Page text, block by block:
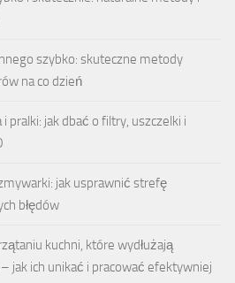
szybko: skuteczne metody
na co dzień
pralki: jak dbać o filtry, uszczelki i
jak usprawnić strefę
błędów
kuchni, które wydłużają
jak ich unikać i pracować efektywniej